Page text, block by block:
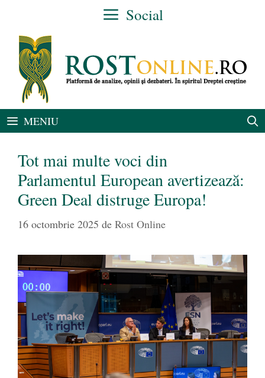
conținut
Social
MENIU
Tot mai multe voci din
Parlamentul European avertizează:
Green Deal distruge Europa!
16 octombrie 2025 de Rost Online